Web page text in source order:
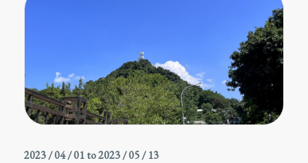
2023 / 04 / 01to2023 / 05 / 13